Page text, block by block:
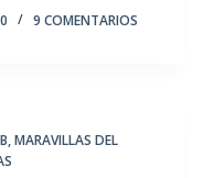
9 COMENTARIOS
,MARAVILLAS DEL